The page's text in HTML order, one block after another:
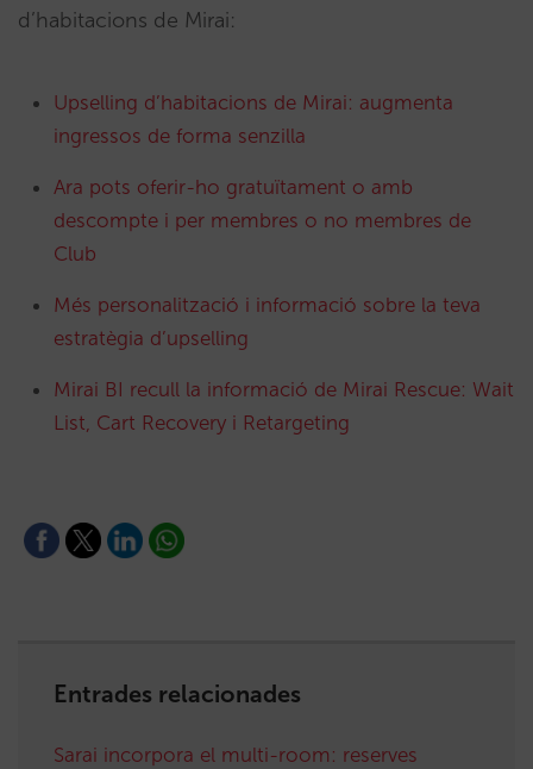
d’habitacions de Mirai:
Upselling d’habitacions de Mirai: augmenta
ingressos de forma senzilla
Ara pots oferir-ho gratuïtament o amb
descompte i per membres o no membres de
Club
Més personalització i informació sobre la teva
estratègia d’upselling
Mirai BI recull la informació de Mirai Rescue: Wait
List, Cart Recovery i Retargeting
Entrades relacionades
Sarai incorpora el multi-room: reserves